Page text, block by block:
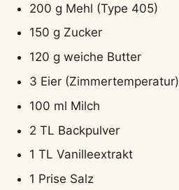
200 g Mehl (Type 405)
150 g Zucker
120 g weiche Butter
3 Eier (Zimmertemperatur)
100 ml Milch
2 TL Backpulver
1 TL Vanilleextrakt
1 Prise Salz